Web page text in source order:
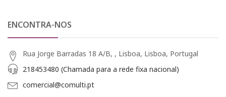
ENCONTRA-NOS
Rua Jorge Barradas 18 A/B, , Lisboa, Lisboa, Portugal
218453480 (Chamada para a rede fixa nacional)
comercial@comulti.pt